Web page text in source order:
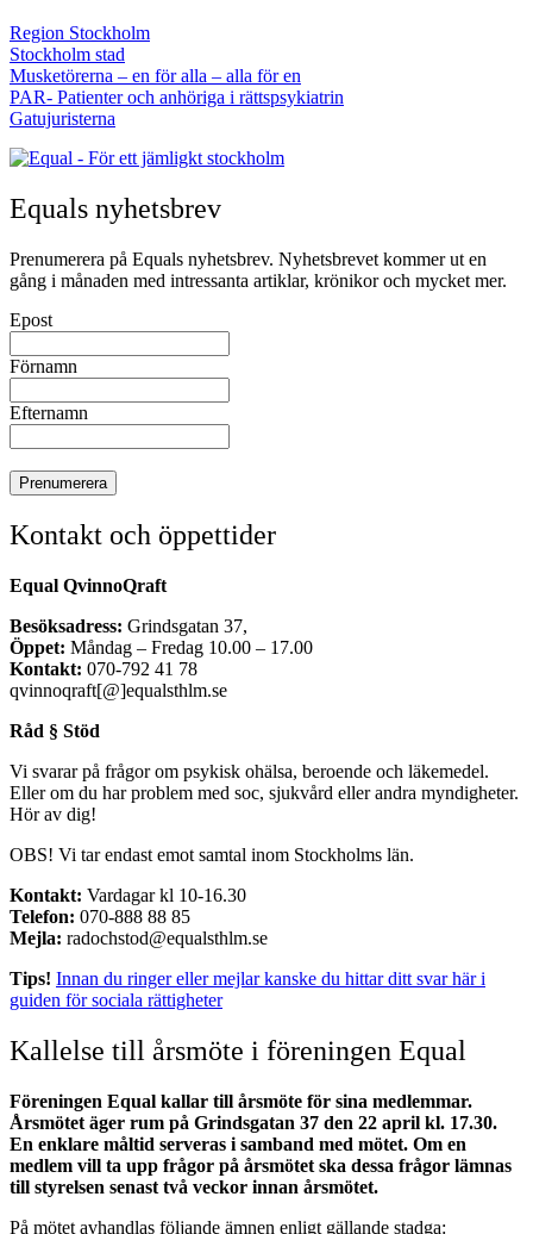
Region Stockholm
Stockholm stad
Musketörerna – en för alla – alla för en
PAR- Patienter och anhöriga i rättspsykiatrin
Gatujuristerna
Equals nyhetsbrev
Prenumerera på Equals nyhetsbrev. Nyhetsbrevet kommer ut en
gång i månaden med intressanta artiklar, krönikor och mycket mer.
Epost
Förnamn
Efternamn
Kontakt och öppettider
Equal QvinnoQraft
Besöksadress: Grindsgatan 37,
Öppet: Måndag – Fredag 10.00 – 17.00
Kontakt: 070-792 41 78
qvinnoqraft[@]equalsthlm.se
Råd § Stöd
Vi svarar på frågor om psykisk ohälsa, beroende och läkemedel.
Eller om du har problem med soc, sjukvård eller andra myndigheter.
Hör av dig!
OBS! Vi tar endast emot samtal inom Stockholms län.
Kontakt: Vardagar kl 10-16.30
Telefon: 070-888 88 85
Mejla: radochstod@equalsthlm.se
Tips! Innan du ringer eller mejlar kanske du hittar ditt svar här i
guiden för sociala rättigheter
Kallelse till årsmöte i föreningen Equal
Föreningen Equal kallar till årsmöte för sina medlemmar.
Årsmötet äger rum på Grindsgatan 37 den 22 april kl. 17.30.
En enklare måltid serveras i samband med mötet. Om en
medlem vill ta upp frågor på årsmötet ska dessa frågor lämnas
till styrelsen senast två veckor innan årsmötet.
På mötet avhandlas följande ämnen enligt gällande stadga: